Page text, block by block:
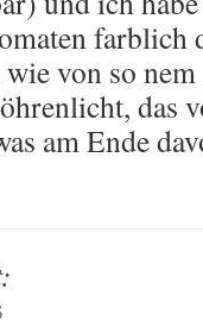
farblich
von so
das
am Ende